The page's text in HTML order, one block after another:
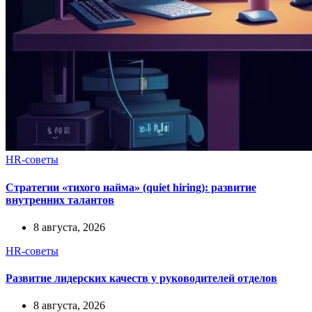
HR-советы
Стратегии «тихого найма» (quiet hiring): развитие
внутренних талантов
8 августа, 2026
HR-советы
Развитие лидерских качеств у руководителей отделов
8 августа, 2026